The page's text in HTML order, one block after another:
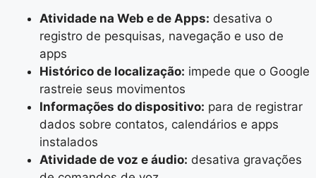
Atividade na Web e de Apps: desativa o
registro de pesquisas, navegação e uso de
apps
Histórico de localização: impede que o Google
rastreie seus movimentos
Informações do dispositivo: para de registrar
dados sobre contatos, calendários e apps
instalados
Atividade de voz e áudio: desativa gravações